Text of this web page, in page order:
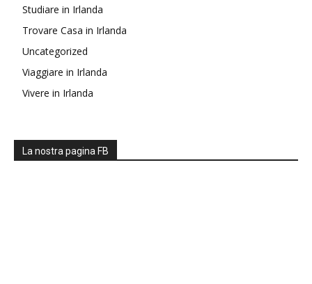
Studiare in Irlanda
Trovare Casa in Irlanda
Uncategorized
Viaggiare in Irlanda
Vivere in Irlanda
La nostra pagina FB